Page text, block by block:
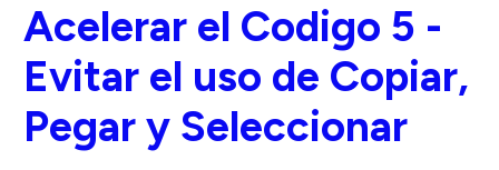
Acelerar el Codigo 5 -
Evitar el uso de Copiar,
Pegar y Seleccionar